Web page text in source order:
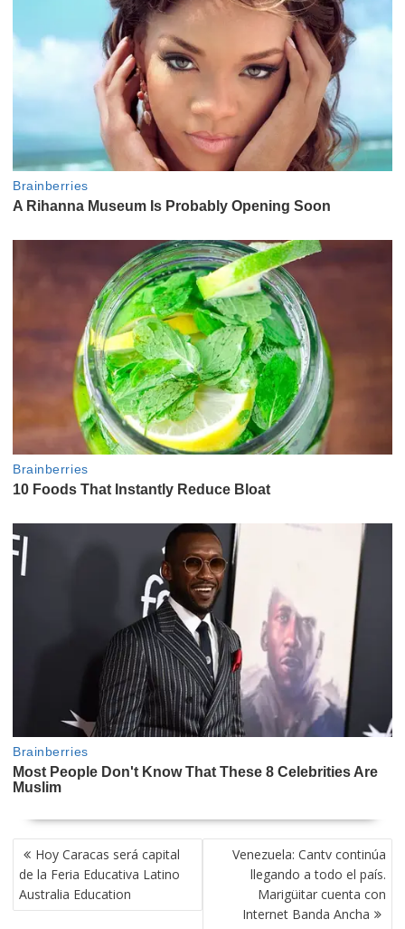
NAVEGACIÓN
DE
ENTRADAS
Hoy Caracas será capital
de la Feria Educativa Latino
Australia Education
Venezuela: Cantv continúa
llegando a todo el país.
Marigüitar cuenta con
Internet Banda Ancha